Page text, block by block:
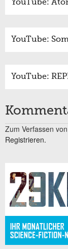
YouTube:
YouTube:
YouTube:
Zum Verfassen
Registrieren.